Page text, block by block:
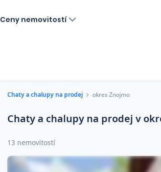
Ceny nemovitostí
Chaty a chalupy na prodej okres Znojmo
Chaty a chalupy na prodej v
13 nemovitostí